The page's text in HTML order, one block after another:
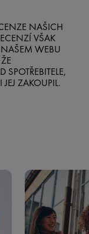
NAŠICH
VŠAK
WEBU
SPOTŘEBITELE,
ZAKOUPIL.